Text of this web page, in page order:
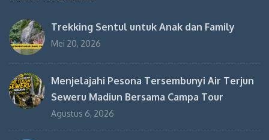
Trekking Sentul untuk Anak dan Family
Mei 20, 2026
Menjelajahi Pesona Tersembunyi Air Terjun
Seweru Madiun Bersama Campa Tour
Agustus 6, 2026